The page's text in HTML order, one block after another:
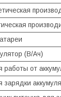
(В/Ач)
работы от
зарядки